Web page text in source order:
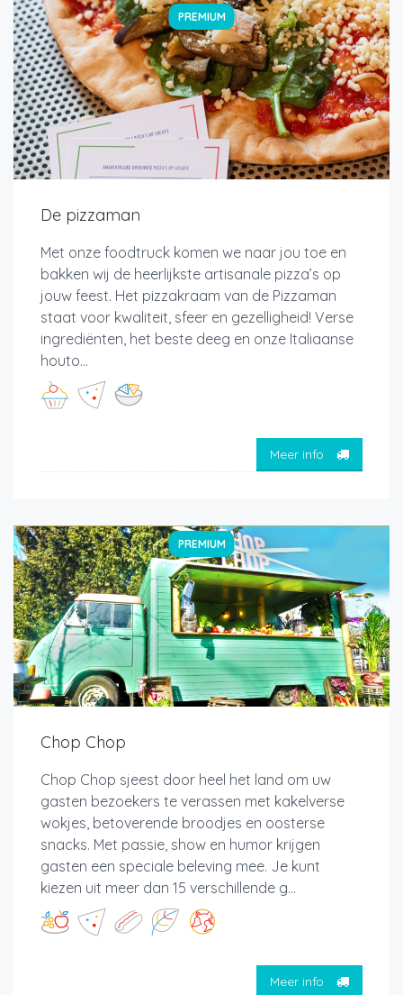
PREMIUM
De pizzaman
Met onze foodtruck komen we naar jou toe en
bakken wij de heerlijkste artisanale pizza’s op
jouw feest. Het pizzakraam van de Pizzaman
staat voor kwaliteit, sfeer en gezelligheid! Verse
ingrediënten, het beste deeg en onze Italiaanse
houto...
Meer info
PREMIUM
Chop Chop
Chop Chop sjeest door heel het land om uw
gasten bezoekers te verassen met kakelverse
wokjes, betoverende broodjes en oosterse
snacks. Met passie, show en humor krijgen
gasten een speciale beleving mee. Je kunt
kiezen uit meer dan 15 verschillende g...
Meer info